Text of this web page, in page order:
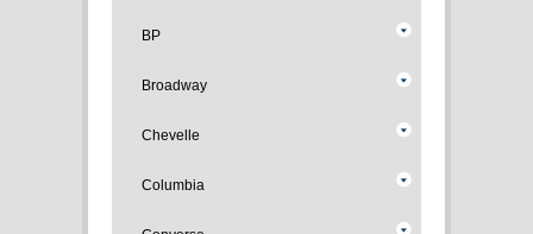
BP
Broadway
Chevelle
Columbia